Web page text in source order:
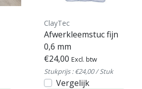
ClayTec
Afwerkleemstuc fijn
0,6 mm
€24,00 Excl. btw
Stukprijs : €24,00 / Stuk
Vergelijk